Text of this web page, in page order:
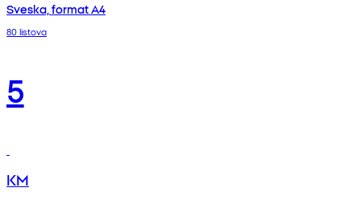
Sveska, format A4
80 listova
5
KM